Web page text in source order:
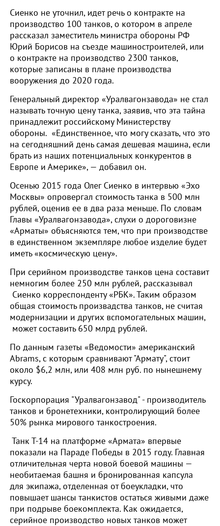
Сиенко не уточнил, идет речь о контракте на
производство 100 танков, о котором в апреле
рассказал заместитель министра обороны РФ
Юрий Борисов на съезде машиностроителей, или
о контракте на производство 2300 танков,
которые записаны в плане производства
вооружения до 2020 года.
Генеральный директор «Уралвагонзавода» не стал
называть точную цену танка, заявив, что эта тайна
принадлежит российскому Министерству
обороны. «Единственное, что могу сказать, что это
на сегодняшний день самая дешевая машина, если
брать из наших потенциальных конкурентов в
Европе и Америке», — добавил он.
Осенью 2015 года Олег Сиенко в интервью «Эхо
Москвы» опровергал стоимость танка в 500 млн
рублей, оценив ее в два раза меньше. По словам
Главы «Уралвагонзавода», слухи о дороговизне
«Арматы» объясняются тем, что при производстве
в единственном экземпляре любое изделие будет
иметь «космическую цену».
При серийном производстве танков цена составит
немногим более 250 млн рублей, рассказывал
Сиенко корреспонденту «РБК». Таким образом
общая стоимость произвадства танков, не считая
модернизации и других вспомогательных машин,
может составить 650 млрд рублей.
По данным газеты «Ведомости» американский
Abrams, с которым сравнивают "Армату", стоит
около $6,2 млн, или 408 млн руб. по нынешнему
курсу.
Госкорпорация "Уралвагонзавод" - производитель
танков и бронетехники, контролирующий более
50% рынка мирового танкостроения.
Танк Т-14 на платформе «Армата» впервые
показали на Параде Победы в 2015 году. Главная
отличительная черта новой боевой машины —
необитаемая башня и бронированная капсула
для экипажа, отделенная от боеукладки, что
повышает шансы танкистов остаться живыми даже
при подрыве боекомплекта. Как ожидается,
серийное производство новых танков может